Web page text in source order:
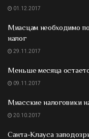
01.12.2017
Миасцам необходимо
налог
29.11.2017
Меньше месяца
09.11.2017
Миасские налоговики
20.10.2017
Санта-Клауса